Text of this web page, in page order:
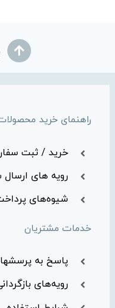
راهنمای خرید
خرید / ثبت
رویه های
شیوه‌های
خدمات مشتریان
پاسخ به
رویه‌های